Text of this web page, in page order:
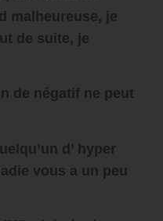
malheureuse, je
de suite, je
de négatif ne peut
d’ hyper
vous a un peu